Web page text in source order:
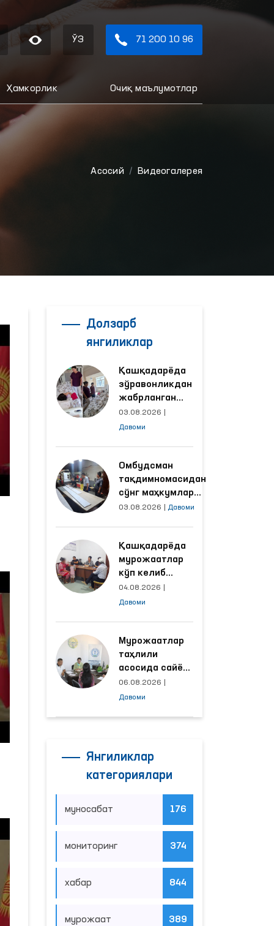
ЎЗ 71 200 10 96
Ҳамкорлик Очиқ маълумотлар
Aсосий Видеогалерея
Долзарб
янгиликлар
Қашқадарёда
зўравонликдан
жабрланган
аёлнинг ҳолати
Омбудсман
03.08.2026
Давоми
Омбудсман
тақдимномасидан
сўнг маҳкумлар
меҳнат қилаётган
яхшиланди
03.08.2026 Давоми
Қашқадарёда
мурожаатлар
кўп келиб
тушаётган
ҳудудлар
ишлаш йўлга
қўйилди
04.08.2026
Давоми
Мурожаатлар
таҳлили
асосида сайёр
қабул
ўтказиладиган
06.08.2026
Давоми
Янгиликлар
категориялари
муносабат 176
мониторинг 374
хабар 844
мурожаат 389